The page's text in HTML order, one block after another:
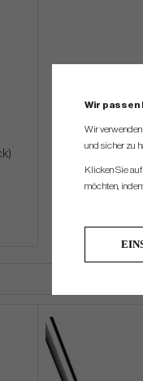
Wir passen
Wir
und sicher zu
Klicken Sie
möchten,